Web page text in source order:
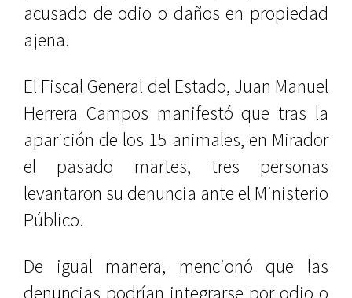
acusado de odio o daños en propiedad
ajena.
El Fiscal General del Estado, Juan Manuel
Herrera Campos manifestó que tras la
aparición de los 15 animales, en Mirador
el pasado martes, tres personas
levantaron su denuncia ante el Ministerio
Público.
De igual manera, mencionó que las
denuncias podrían integrarse por odio o